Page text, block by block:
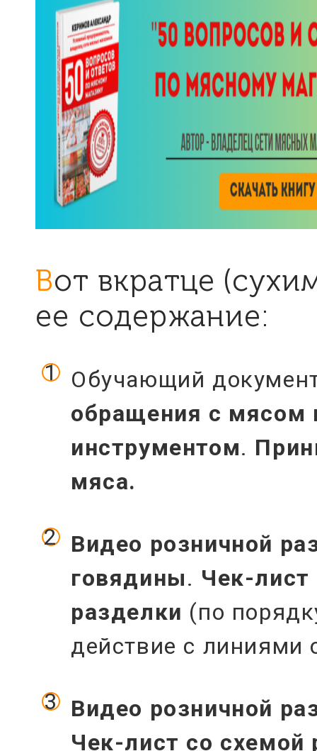
Вот вкратце (сухими фактами)
ее содержание:
Обучающий
обращения с мясом
инструментом.
мяса.
Видео розничной
говядины. Чек-лист
разделки (по
действие с линиями
Видео розничной
Чек-лист со схемой